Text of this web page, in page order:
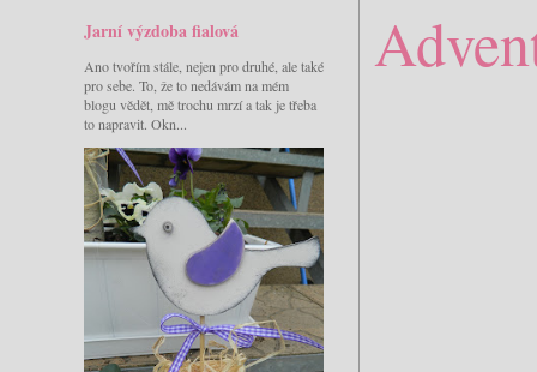
Jarní výzdoba fialová
Ano tvořím stále, nejen pro druhé, ale také
pro sebe. To, že to nedávám na mém
blogu vědět, mě trochu mrzí a tak je třeba
to napravit. Okn...